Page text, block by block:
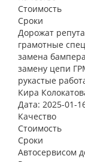
Стоимость
Сроки
Дорожат
грамотные
замена
замену цепи
рукастые
Кира
Дата: 2025-01-
Качество
Стоимость
Сроки
Автосервисом